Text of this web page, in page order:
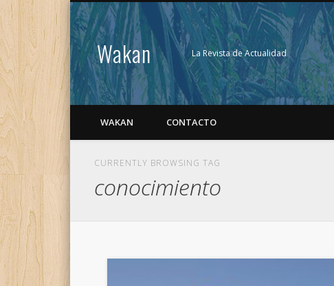
Wakan La Revista de Actualidad
WAKAN CONTACTO
CURRENTLY BROWSING TAG
conocimiento